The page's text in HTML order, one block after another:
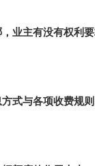
业主有没有权利
式与各项收费规则